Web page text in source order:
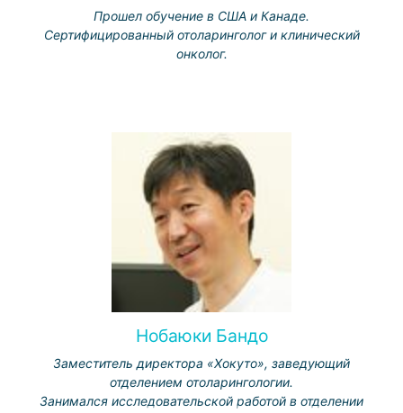
Прошел обучение в США и Канаде.
Сертифицированный отоларинголог и клинический
онколог.
Нобаюки Бандо
Заместитель директора «Хокуто», заведующий
отделением отоларингологии.
Занимался исследовательской работой в отделении